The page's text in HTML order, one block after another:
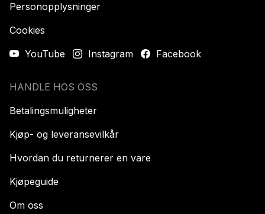
Personopplysninger
Cookies
YouTube
Instagram Facebook
HANDLE HOS OSS
Betalingsmuligheter
Kjøp- og leveransevilkår
Hvordan du returnerer en vare
Kjøpeguide
Om oss